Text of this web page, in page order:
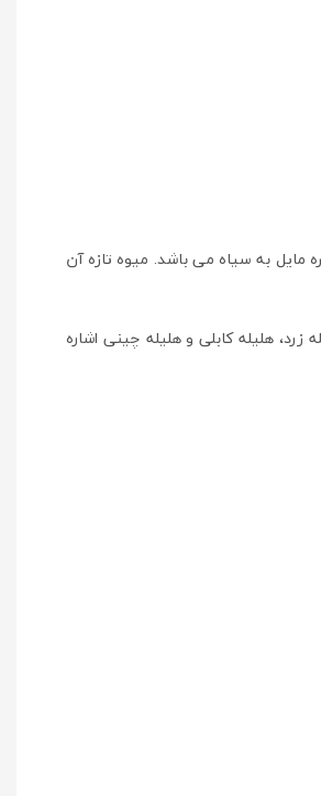
است. رنگ میوه هلیله سیاه، تیره مایل به سیاه می باشد. میوه تازه آن
هلیله کابلی و هلیله چینی اشاره